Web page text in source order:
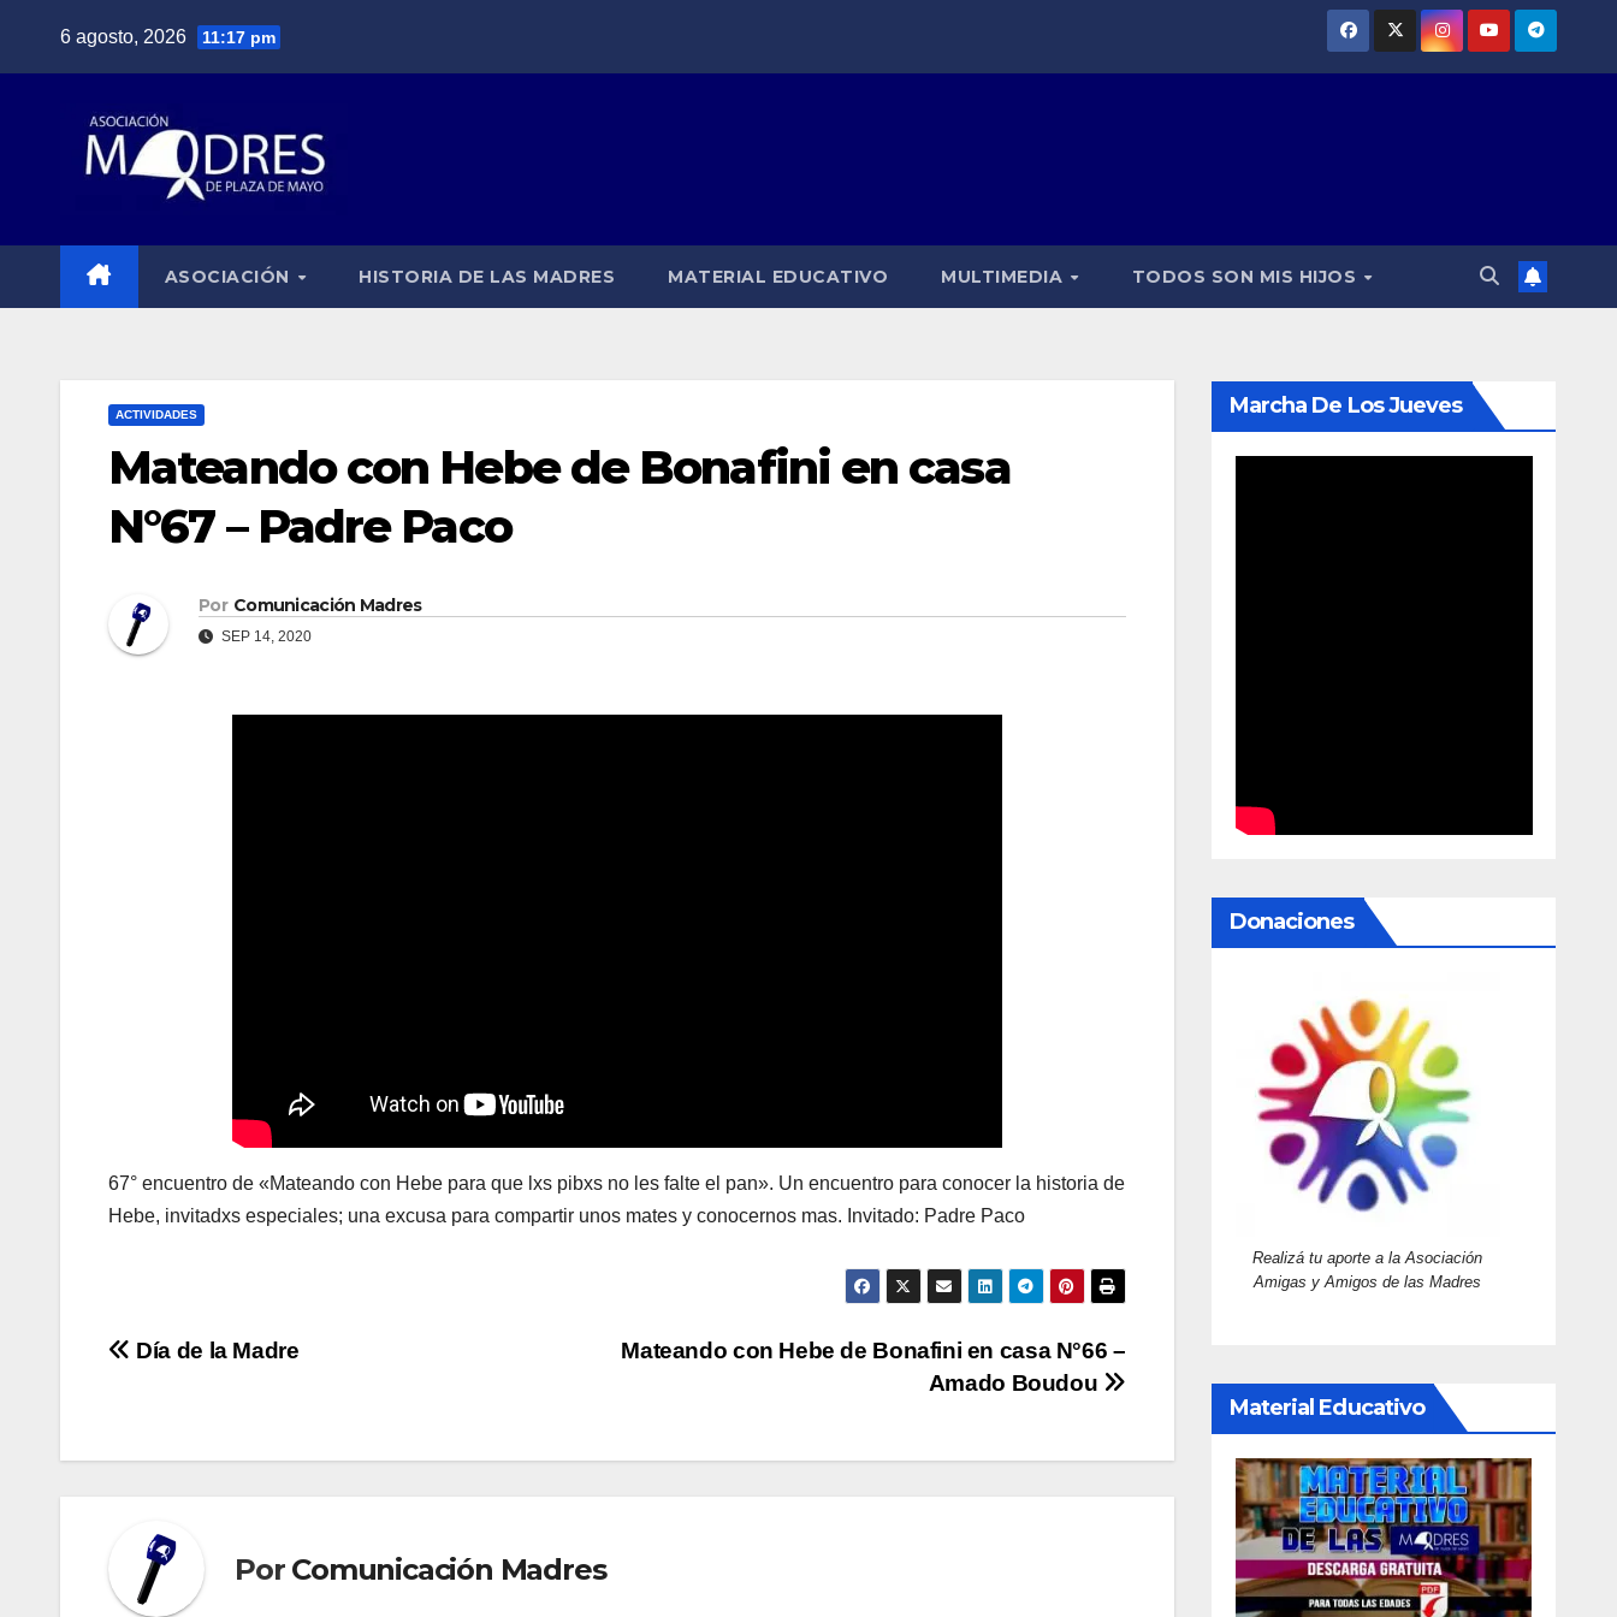
6 agosto, 2026 11:17 pm
ASOCIACIÓN HISTORIA DE LAS MADRES MATERIAL EDUCATIVO MULTIMEDIA TODOS SON MIS HIJOS
ACTIVIDADES
Mateando con Hebe de Bonafini en casa
N°67 – Padre Paco
Por Comunicación Madres
SEP 14, 2020
67° encuentro de «Mateando con Hebe para que lxs pibxs no les falte el pan». Un encuentro para conocer la historia de
Hebe, invitadxs especiales; una excusa para compartir unos mates y conocernos mas. Invitado: Padre Paco
Navegación
entradas
Mateando con Hebe de Bonafini en casa N°66 –
Amado Boudou
Día de la Madre
Por Comunicación Madres
Marcha De Los Jueves
Donaciones
Realizá tu aporte a la Asociación
Amigas y Amigos de las Madres
Material Educativo